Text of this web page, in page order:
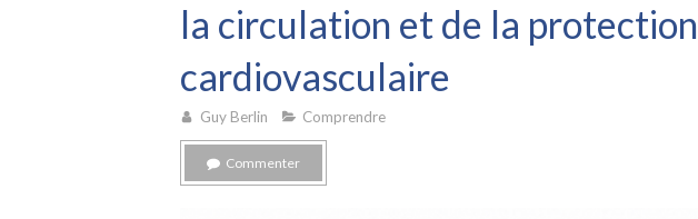
la circulation et de la protection
cardiovasculaire
Guy Berlin Comprendre
Commenter